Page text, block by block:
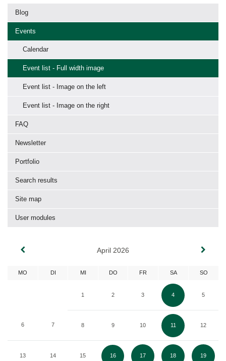
Blog
Events
Calendar
Event list - Full width image
Event list - Image on the left
Event list - Image on the right
FAQ
Newsletter
Portfolio
Search results
Site map
User modules
April 2026
MO DI MI DO FR SA SO
1 2 3 4 5
6 7 8 9 10 11 12
13 14 15 16 17 18 19